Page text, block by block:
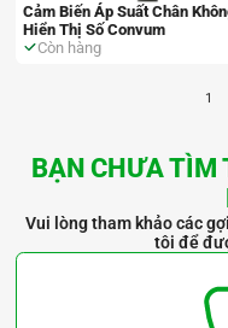
Cảm Biến Áp Suất Chân
Hiển Thị Số Convum
Còn hàng
1
BẠN CHƯA TÌM
Vui lòng tham khảo các
tôi để